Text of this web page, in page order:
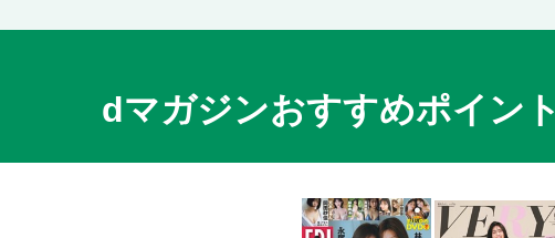
dマガジンおすすめポイント